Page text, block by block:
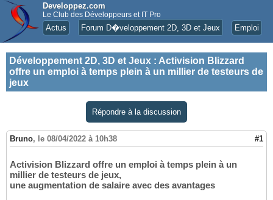
Developpez.com
Le Club des Développeurs et IT Pro
Actus Forum D�veloppement 2D, 3D et Jeux Emploi
Développement 2D, 3D et Jeux : Activision Blizzard
offre un emploi à temps plein à un millier de testeurs de
jeux
Répondre à la discussion
Bruno, le 08/04/2022 à 10h38 #1
Activision Blizzard offre un emploi à temps plein à un
millier de testeurs de jeux,
une augmentation de salaire avec des avantages